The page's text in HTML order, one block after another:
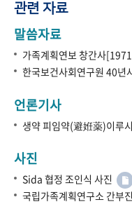
관련 자료
말씀자료
가족계획연보 창간사
한국보건사회연구원 40년
언론기사
생약 피임약(避姙薬)이루
사진
Sida 협정 조인식 사진
국립가족계획연구소 간부